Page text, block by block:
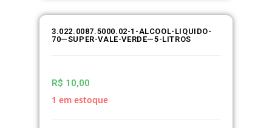
3.022.0087.5000.02-1-ALCOOL-LIQUIDO-
70—SUPER-VALE-VERDE—5-LITROS
R$ 10,00
1 em estoque